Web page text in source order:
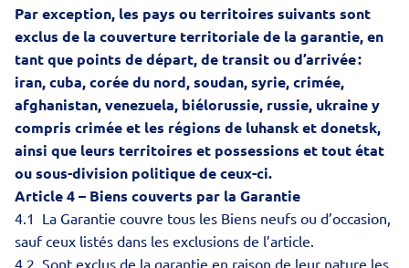
Par exception, les pays ou territoires suivants sont
exclus de la couverture territoriale de la garantie, en
tant que points de départ, de transit ou d’arrivée :
iran, cuba, corée du nord, soudan, syrie, crimée,
afghanistan, venezuela, biélorussie, russie, ukraine y
compris crimée et les régions de luhansk et donetsk,
ainsi que leurs territoires et possessions et tout état
ou sous-division politique de ceux-ci.
Article 4 – Biens couverts par la Garantie
4.1 La Garantie couvre tous les Biens neufs ou d’occasion,
sauf ceux listés dans les exclusions de l’article.
4.2. Sont exclus de la garantie en raison de leur nature les